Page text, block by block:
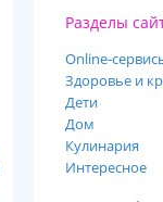
Разделы
Online-
Здоровье и
Дети
Дом
Кулинария
Интересное